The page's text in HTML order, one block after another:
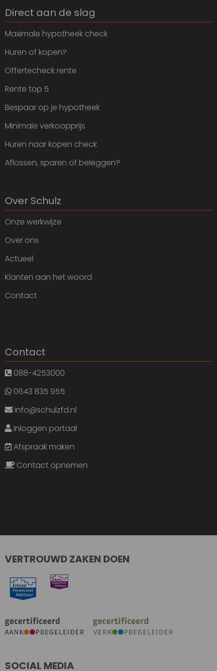
Direct aan de slag
Maximale hypotheek check
Huren of kopen?
Offertecheck rente
Rente top 5
Bespaar op je hypotheek
Minimale verkoopprijs
Huren naar kopen check
Aflossen, sparen of beleggen?
Over Schulz
Onze werkwijze
Over ons
Actueel
Klanten aan het woord
Contact
Contact
088-4253000
0643 835 955
info@schulzfd.nl
Inloggen portaal
Afspraak maken
Contact opnemen
VERTROUWD ZAKEN DOEN
SOCIAL MEDIA